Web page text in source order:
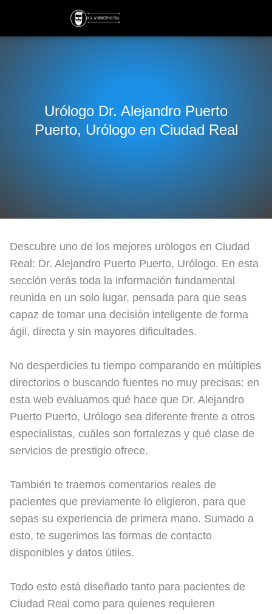
Urólogo Dr. Alejandro Puerto
Puerto, Urólogo en Ciudad Real
Descubre uno de los mejores urólogos en Ciudad
Real: Dr. Alejandro Puerto Puerto, Urólogo. En esta
sección verás toda la información fundamental
reunida en un solo lugar, pensada para que seas
capaz de tomar una decisión inteligente de forma
ágil, directa y sin mayores dificultades.
No desperdicies tu tiempo comparando en múltiples
directorios o buscando fuentes no muy precisas: en
esta web evaluamos qué hace que Dr. Alejandro
Puerto Puerto, Urólogo sea diferente frente a otros
especialistas, cuáles son fortalezas y qué clase de
servicios de prestigio ofrece.
También te traemos comentarios reales de
pacientes que previamente lo eligieron, para que
sepas su experiencia de primera mano. Sumado a
esto, te sugerimos las formas de contacto
disponibles y datos útiles.
Todo esto está diseñado tanto para pacientes de
Ciudad Real como para quienes requieren